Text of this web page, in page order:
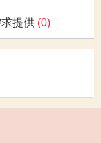
室及學園評估，
提供 (0)